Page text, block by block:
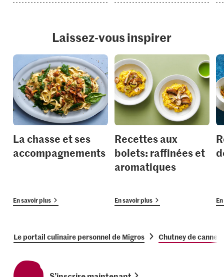
Laissez-vous inspirer
La chasse et ses
accompagnements
En savoir plus
Recettes aux
bolets: raffinées et
aromatiques
En savoir plus
Le portail culinaire personnel de Migros Chutney de